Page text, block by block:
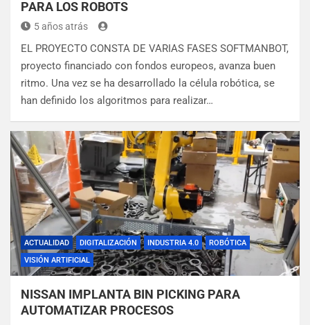
PARA LOS ROBOTS
5 años atrás
EL PROYECTO CONSTA DE VARIAS FASES SOFTMANBOT,
proyecto financiado con fondos europeos, avanza buen
ritmo. Una vez se ha desarrollado la célula robótica, se
han definido los algoritmos para realizar…
ACTUALIDAD DIGITALIZACIÓN INDUSTRIA 4.0
ROBÓTICA
VISIÓN ARTIFICIAL
NISSAN IMPLANTA BIN PICKING PARA
AUTOMATIZAR PROCESOS